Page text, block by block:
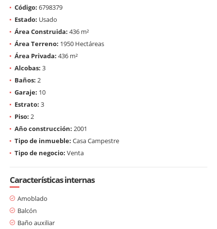
Código: 6798379
Estado: Usado
Área Construida: 436 m²
Área Terreno: 1950 Hectáreas
Área Privada: 436 m²
Alcobas: 3
Baños: 2
Garaje: 10
Estrato: 3
Piso: 2
Año construcción: 2001
Tipo de inmueble: Casa Campestre
Tipo de negocio: Venta
Características internas
Amoblado
Balcón
Baño auxiliar